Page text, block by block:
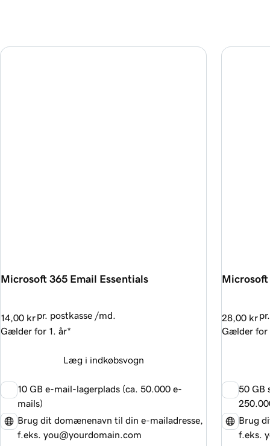
Microsoft 365 Email Essentials
14,00 krpr. postkasse /md.
Gælder for 1. år*
Læg i indkøbsvogn
10 GB e-mail-lagerplads (ca. 50.000 e-
mails)
Brug dit domænenavn til din e-mailadresse,
f.eks. you@yourdomain.com
Microsoft
28,00 kr
Gælder for
50 GB
Brug
f.eks.